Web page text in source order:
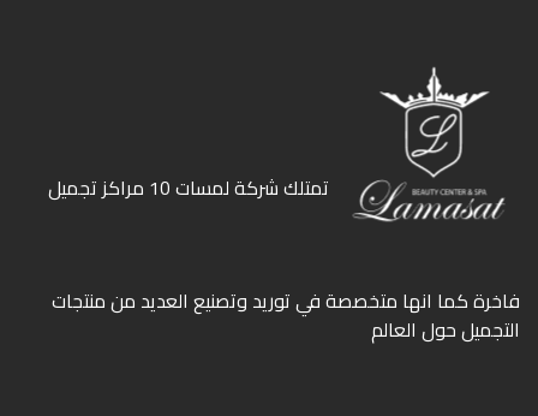
ﺗﻤﺘﻠﻚ ﺷﺮﻛﺔ ﻟﻤﺴﺎت 10 ﻣﺮاﻛﺰ ﺗﺠﻤﻴﻞ
ﻓﺎﺧﺮة كما انها ﻣﺘﺨﺼﺼﺔ ﻓﻲ ﺗﻮرﻳﺪ وﺗﺼﻨﻴﻊ اﻟﻌﺪﻳﺪ ﻣﻦ ﻣﻨﺘﺠﺎت
اﻟﺘﺠﻤﻴﻞ ﺣﻮل اﻟﻌﺎﻟﻢ